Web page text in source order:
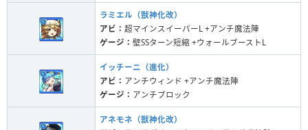
ラミエル（獣神化改）
アビ： 超マインスイーパーL +アンチ魔法陣
ゲージ： 壁SSターン短縮 +ウォールブーストL
イッチーニ（進化）
アビ： アンチウィンド +アンチ魔法陣
ゲージ： アンチブロック
アネモネ（獣神化改）